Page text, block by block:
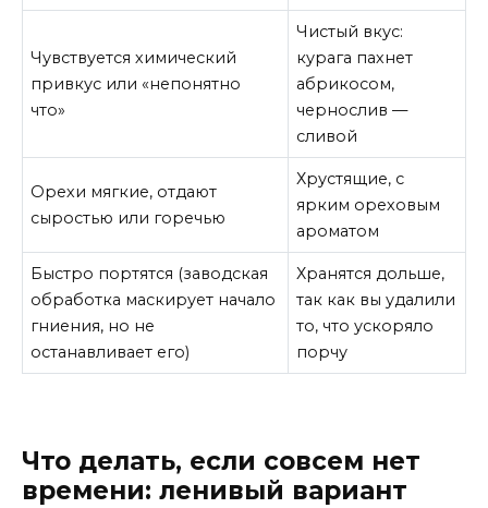
Чувствуется химический
привкус или «непонятно
что»
Чистый вкус:
курага пахнет
абрикосом,
чернослив —
сливой
Орехи мягкие, отдают
сыростью или горечью
Хрустящие, с
ярким ореховым
ароматом
Быстро портятся (заводская
обработка маскирует начало
гниения, но не
останавливает его)
Хранятся дольше,
так как вы удалили
то, что ускоряло
порчу
Что делать, если совсем нет
времени: ленивый вариант